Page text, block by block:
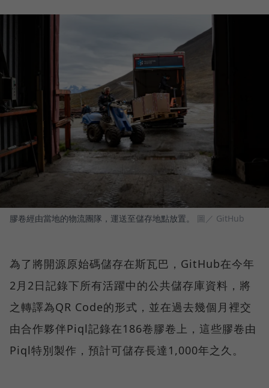
膠卷經由當地的物流團隊，運送至儲存地點放置。 圖／ GitHub
為了將開源原始碼儲存在斯瓦巴，GitHub在今年
2月2日記錄下所有活躍中的公共儲存庫資料，將
之轉譯為QR Code的形式，並在過去幾個月裡交
由合作夥伴Piql記錄在186卷膠卷上，這些膠卷由
Piql特別製作，預計可儲存長達1,000年之久。